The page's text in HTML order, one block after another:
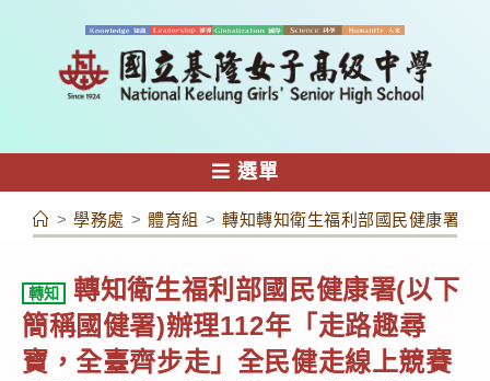
容
選單
> 學務處 > 體育組 > 轉知轉知衛生福利部國民健康署(
轉知
轉知衛生福利部國民健康署(以下
簡稱國健署)辦理112年「走路趣尋
寶，全臺齊步走」全民健走線上競賽